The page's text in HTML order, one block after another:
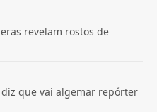
revelam rostos de
que vai algemar repórter